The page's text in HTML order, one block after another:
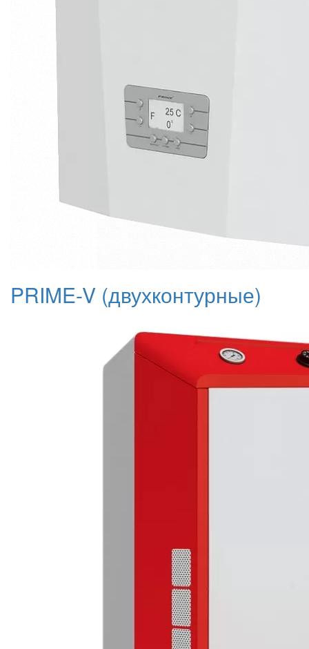
PRIME-V (двухконтурные)